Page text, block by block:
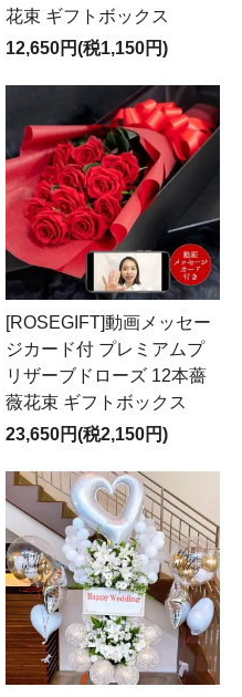
花束 ギフトボックス
12,650円(税1,150円)
[ROSEGIFT]動画メッセー
ジカード付 プレミアムプ
リザーブドローズ 12本薔
薇花束 ギフトボックス
23,650円(税2,150円)